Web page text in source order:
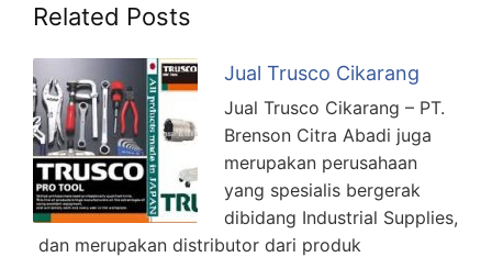
Related Posts
Jual Trusco Cikarang
Jual Trusco Cikarang – PT.
Brenson Citra Abadi juga
merupakan perusahaan
yang spesialis bergerak
dibidang Industrial Supplies,
dan merupakan distributor dari produk